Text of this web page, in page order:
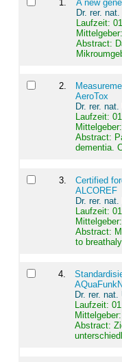
1
A new
Dr. rer.
Laufzeit:
Abstract:
2.
AeroTox
Dr. rer.
Laufzeit:
Abstract:
dementia.
3.
Certified
ALCOREF
Dr. rer.
Laufzeit:
Abstract:
to
4.
Dr. rer.
Laufzeit:
Abstract: